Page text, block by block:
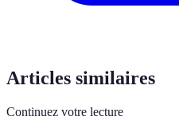
Articles similaires
Continuez votre lecture